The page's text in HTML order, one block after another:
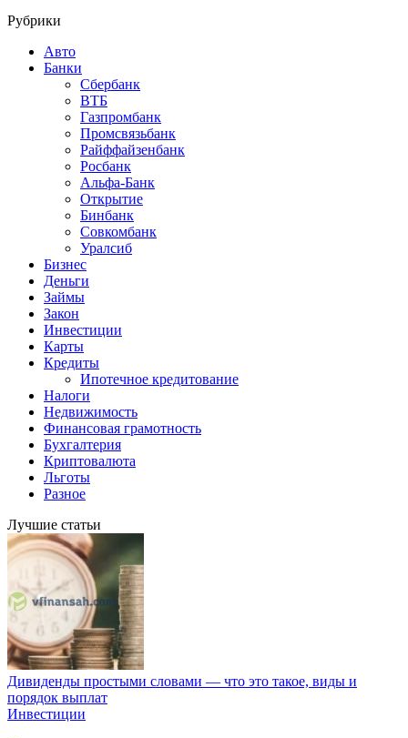
Рубрики
Авто
Банки
Сбербанк
ВТБ
Газпромбанк
Промсвязьбанк
Райффайзенбанк
Росбанк
Альфа-Банк
Открытие
Бинбанк
Совкомбанк
Уралсиб
Бизнес
Деньги
Займы
Закон
Инвестиции
Карты
Кредиты
Ипотечное кредитование
Налоги
Недвижимость
Финансовая грамотность
Бухгалтерия
Криптовалюта
Льготы
Разное
Лучшие статьи
Дивиденды простыми словами — что это такое, виды и
порядок выплат
Инвестиции